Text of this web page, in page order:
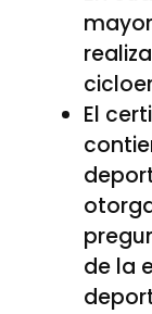
El
de la